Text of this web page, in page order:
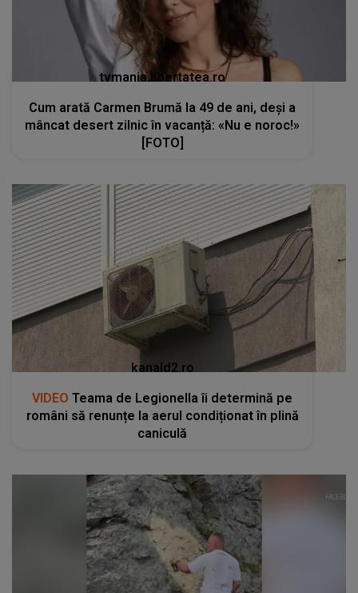
tvmania.libertatea.ro
Cum arată Carmen Brumă la 49 de ani, deși a
mâncat desert zilnic în vacanță: «Nu e noroc!»
[FOTO]
kanald2.ro
VIDEO Teama de Legionella îi determină pe
români să renunțe la aerul condiționat în plină
caniculă